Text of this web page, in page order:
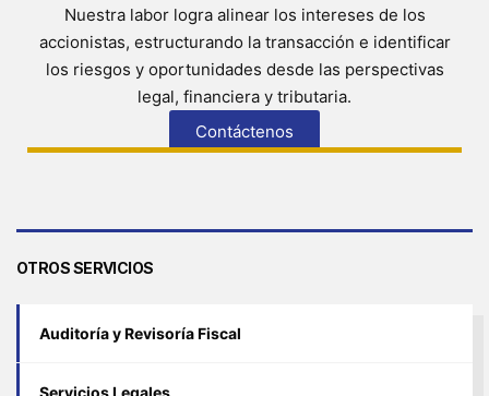
Nuestra labor logra alinear los intereses de los
accionistas, estructurando la transacción e identificar
los riesgos y oportunidades desde las perspectivas
legal, financiera y tributaria.
Contáctenos
OTROS SERVICIOS
Auditoría y Revisoría Fiscal
Servicios Legales